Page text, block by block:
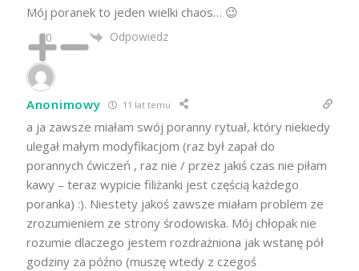
Mój poranek to jeden wielki chaos… 😉
0 Odpowiedz
Anonimowy 11 lat temu
a ja zawsze miałam swój poranny rytuał, który niekiedy
ulegał małym modyfikacjom (raz był zapał do
porannych ćwiczeń , raz nie / przez jakiś czas nie piłam
kawy – teraz wypicie filiżanki jest częścią każdego
poranka) :). Niestety jakoś zawsze miałam problem ze
zrozumieniem ze strony środowiska. Mój chłopak nie
rozumie dlaczego jestem rozdrażniona jak wstanę pół
godziny za późno (muszę wtedy z czegoś